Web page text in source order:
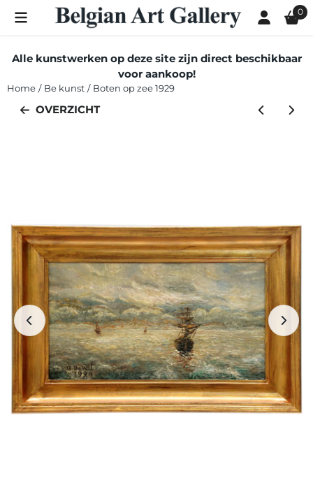
Cookievoorkeuren zijn momenteel gesloten. 0
Alle kunstwerken op deze site zijn direct beschikbaar
voor aankoop!
Home / Be kunst / Boten op zee 1929
OVERZICHT